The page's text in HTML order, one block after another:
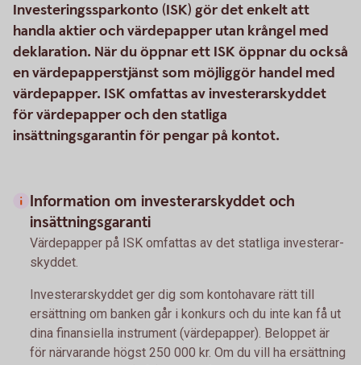
Investeringssparkonto (ISK) gör det enkelt att
handla aktier och värdepapper utan krångel med
deklaration. När du öppnar ett ISK öppnar du också
en värdepapperstjänst som möjliggör handel med
värdepapper. ISK omfattas av investerarskyddet
för värdepapper och den statliga
insättningsgarantin för pengar på kontot.
Information om investerarskyddet och
insättningsgaranti
Värdepapper på ISK omfattas av det statliga investerar­
skyddet.
Investerarskyddet ger dig som kontohavare rätt till
ersättning om banken går i konkurs och du inte kan få ut
dina finansiella instrument (värdepapper). Beloppet är
för närvarande högst 250 000 kr. Om du vill ha ersättning